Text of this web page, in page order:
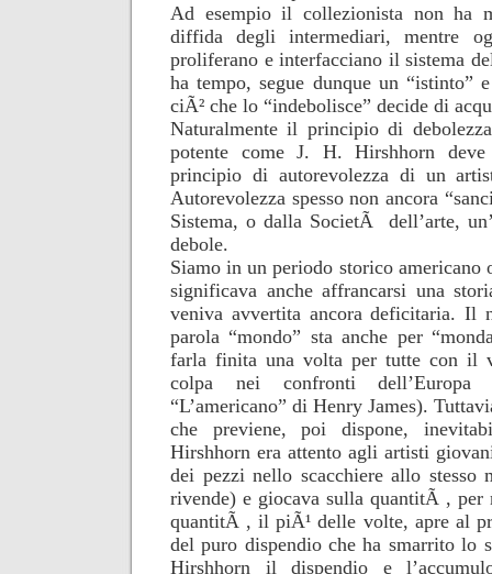
Ad esempio il collezionista non ha
diffida degli intermediari, mentre
proliferano e interfacciano il sistema
ha tempo, segue dunque un “istinto”
ciÃ² che lo “indebolisce” decide di
Naturalmente il principio di
potente come J. H. Hirshhorn
principio di autorevolezza di un
Autorevolezza spesso non ancora
Sistema, o dalla SocietÃ dell’arte,
debole.
Siamo in un periodo storico americano
significava anche affrancarsi una
veniva avvertita ancora deficitaria. Il
parola “mondo” sta anche per
farla finita una volta per tutte con il
colpa nei confronti dell’Europa
“L’americano” di Henry James).
che previene, poi dispone,
Hirshhorn era attento agli artisti
dei pezzi nello scacchiere allo stesso
rivende) e giocava sulla quantitÃ , per
quantitÃ , il piÃ¹ delle volte, apre al
del puro dispendio che ha smarrito lo
Hirshhorn il dispendio e